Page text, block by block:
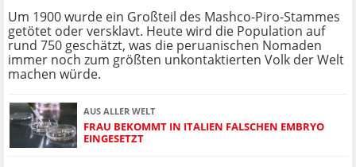
Um 1900 wurde ein Großteil des Mashco-Piro-Stammes
getötet oder versklavt. Heute wird die Population auf
rund 750 geschätzt, was die peruanischen Nomaden
immer noch zum größten unkontaktierten Volk der Welt
machen würde.
AUS ALLER WELT
FRAU BEKOMMT IN ITALIEN FALSCHEN EMBRYO
EINGESETZT